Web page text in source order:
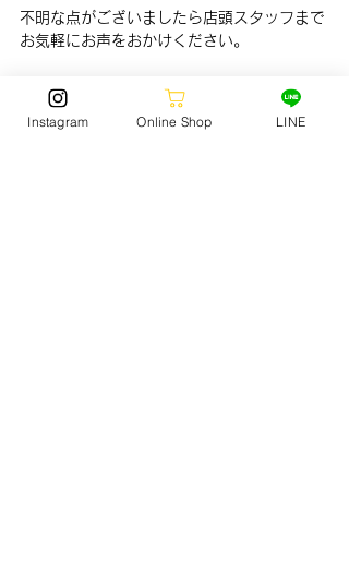
不明な点がございましたら店頭スタッフまで
お気軽にお声をおかけください。
パークに滑りに来たときや、お買い物に来た
際にぜひご応募ください！
Instagram Online Shop LINE